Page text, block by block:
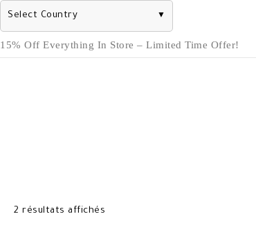
Select Country ▼
Skip
to
15% Off Everything In Store – Limited Time Offer!
2 résultats affichés